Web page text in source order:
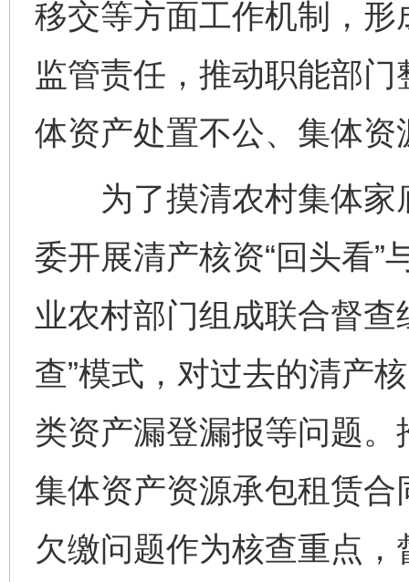
移交等方面工作机制，
监管责任，推动职能部
体资产处置不公、集体
为了摸清农村集体家
委开展清产核资“回头看”
业农村部门组成联合督
查”模式，对过去的清产
类资产漏登漏报等问题
集体资产资源承包租赁
欠缴问题作为核查重点